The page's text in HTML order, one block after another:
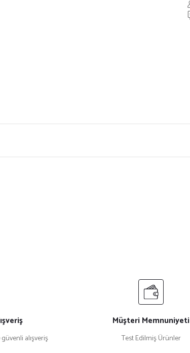
alışveriş
Müşteri Memnuniyeti
Test Edilmiş Ürünler